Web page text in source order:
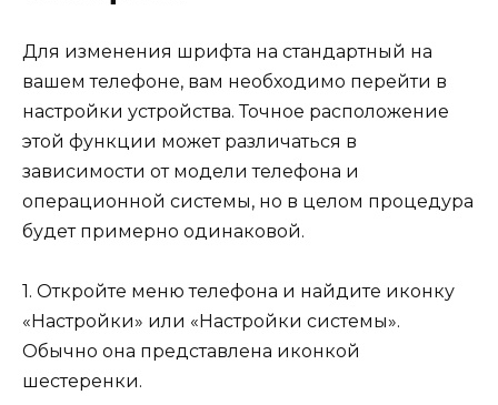
Для изменения шрифта на стандартный на
вашем телефоне, вам необходимо перейти в
настройки устройства. Точное расположение
этой функции может различаться в
зависимости от модели телефона и
операционной системы, но в целом процедура
будет примерно одинаковой.
1. Откройте меню телефона и найдите иконку
«Настройки» или «Настройки системы».
Обычно она представлена иконкой
шестеренки.